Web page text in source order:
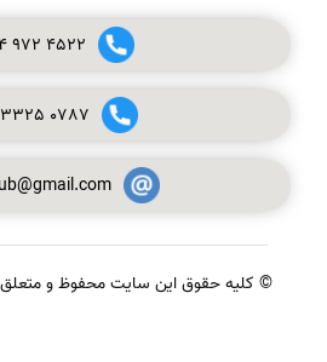
972 4522
3325 0787
© کلیه حقوق این سایت محفوظ و متعلق